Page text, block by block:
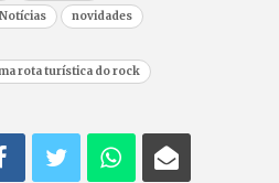
Notícias
novidades
rota turística do rock